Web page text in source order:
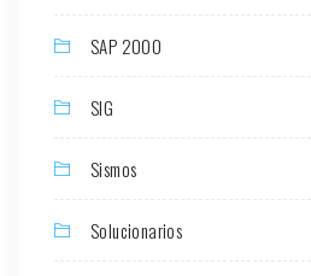
SAP 2000
SIG
Sismos
Solucionarios